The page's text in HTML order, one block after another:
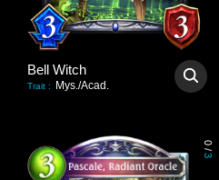
Bell Witch
Trait : Mys./Acad.
0
/
3